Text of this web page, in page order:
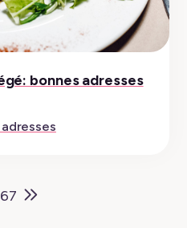
bonnes adresses
67
Older